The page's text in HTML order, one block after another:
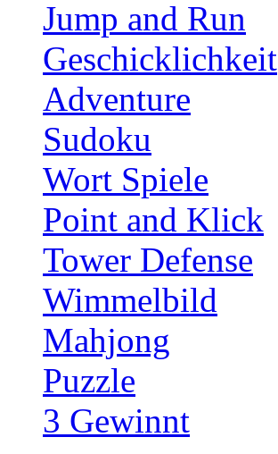
Jump and Run
Geschicklichkeit
Adventure
Sudoku
Wort Spiele
Point and Klick
Tower Defense
Wimmelbild
Mahjong
Puzzle
3 Gewinnt